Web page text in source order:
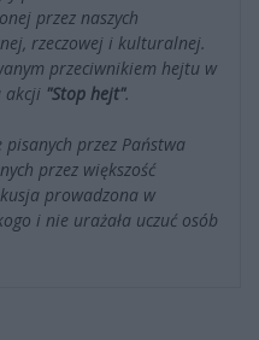
przez naszych
rzeczowej i kulturalnej.
przeciwnikiem hejtu w
akcji "Stop hejt".
przez Państwa
przez większość
prowadzona w
i nie urażała uczuć osób